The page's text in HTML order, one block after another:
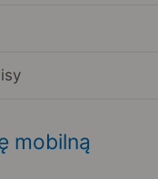
mobilną